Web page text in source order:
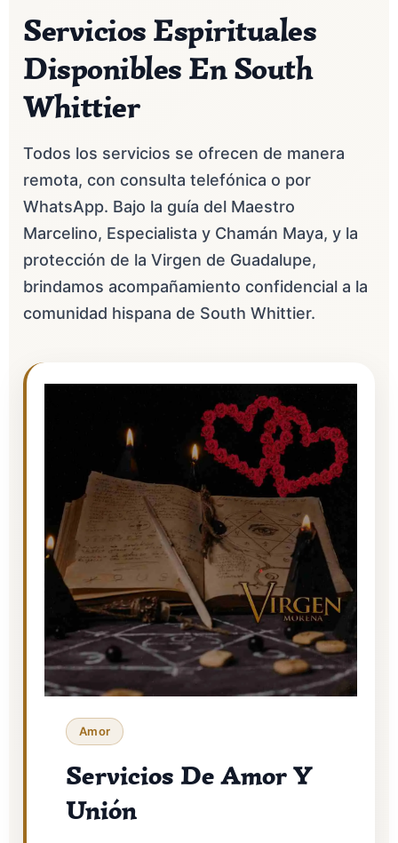
Servicios Espirituales
Disponibles En South
Whittier
Todos los servicios se ofrecen de manera
remota, con consulta telefónica o por
WhatsApp. Bajo la guía del Maestro
Marcelino, Especialista y Chamán Maya, y la
protección de la Virgen de Guadalupe,
brindamos acompañamiento confidencial a la
comunidad hispana de South Whittier.
Amor
Servicios De Amor Y
Unión